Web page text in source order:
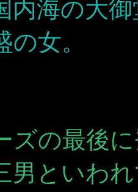
内海の大
女。
の最後
男といわ